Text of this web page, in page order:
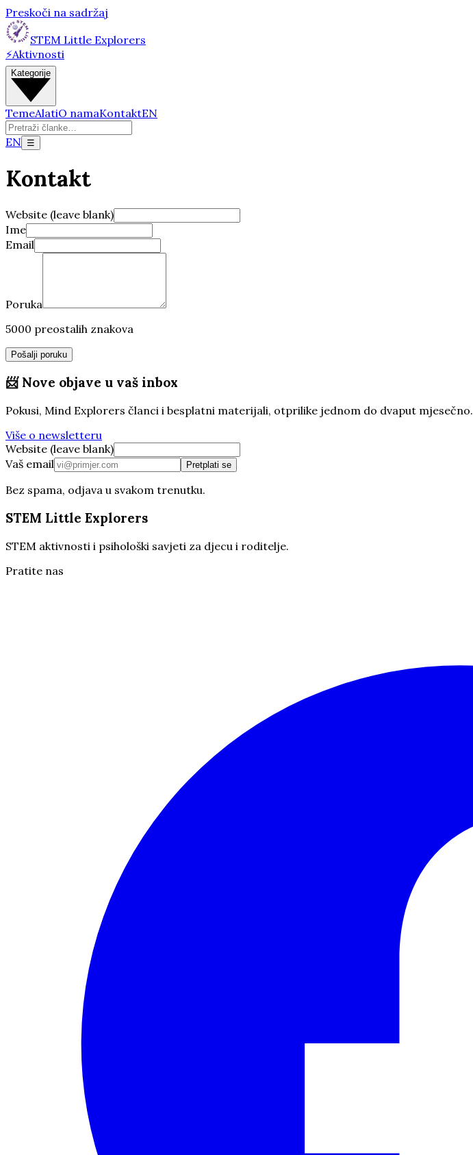
Preskoči na sadržaj
STEM Little Explorers
⚡Aktivnosti
Kategorije
TemeAlatiO namaKontaktEN
EN ☰
Kontakt
Website (leave blank)
Ime
Email
Poruka
5000 preostalih znakova
Pošalji poruku
📨 Nove objave u vaš inbox
Pokusi, Mind Explorers članci i besplatni materijali, otprilike jednom do dvaput mjesečno.
Više o newsletteru
Website (leave blank)
Vaš email
Pretplati se
Bez spama, odjava u svakom trenutku.
STEM Little Explorers
STEM aktivnosti i psihološki savjeti za djecu i roditelje.
Pratite nas